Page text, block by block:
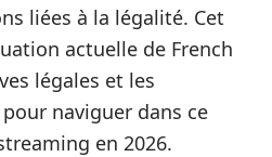
liées à la légalité. Cet
actuelle de French
légales et les
naviguer dans ce
en 2026.